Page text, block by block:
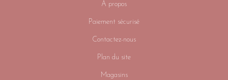
A propos
Paiement sécurisé
Contactez-nous
Plan du site
Magasins